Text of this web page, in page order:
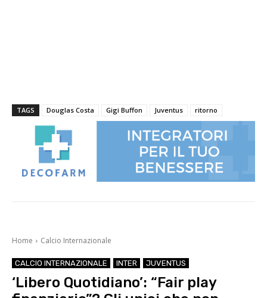
TAGS Douglas Costa Gigi Buffon Juventus ritorno